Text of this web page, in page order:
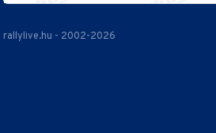
rallylive.hu - 2002-2026